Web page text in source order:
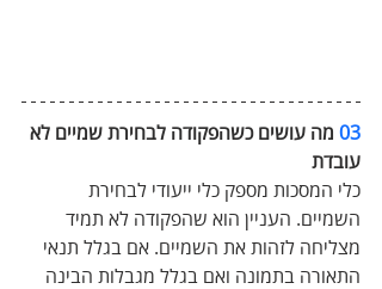
03 מה עושים כשהפקודה לבחירת שמיים לא
עובדת
כלי המסכות מספק כלי ייעודי לבחירת
השמיים. העניין הוא שהפקודה לא תמיד
מצליחה לזהות את השמיים. אם בגלל תנאי
התאורה בתמונה ואם בגלל מגבלות הבינה